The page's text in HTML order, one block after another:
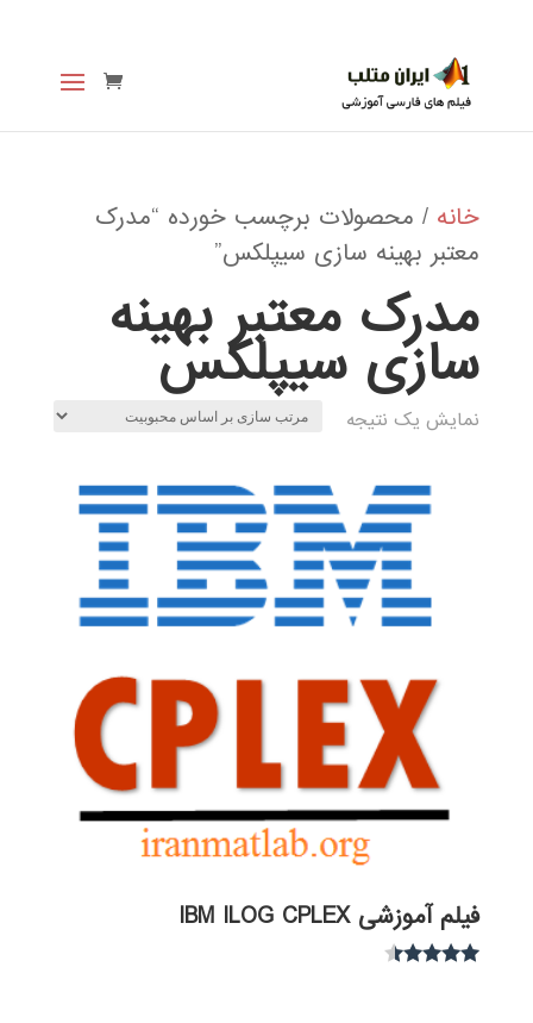
خانه / محصولات برچسب خورده “مدرک
معتبر بهینه سازی سیپلکس”
مدرک معتبر بهینه
سازی سیپلکس
نمایش یک نتیجه
فیلم آموزشی IBM ILOG CPLEX